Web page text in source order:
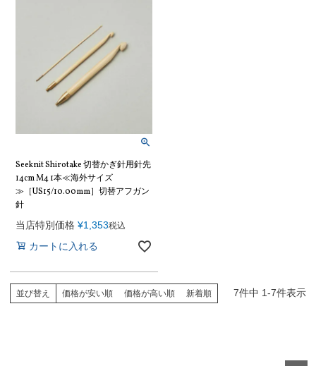
Seeknit Shirotake 切替かぎ針用針先
14cm M4 1本≪海外サイズ
≫［US15/10.00mm］切替アフガン
針
当店特別価格 ¥1,353税込
カートに入れる
並び替え 価格が安い順 価格が高い順 新着順 7件中 1-7件表示